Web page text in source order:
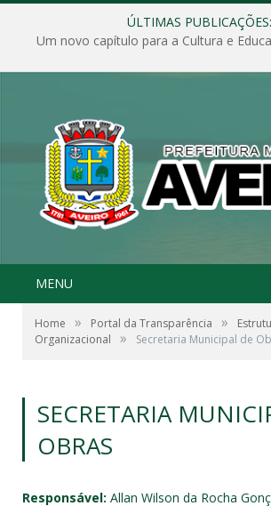
ÚLTIMAS PUBLICAÇÕES:
Um novo capítulo para a Cultura e
MENU
Home » Portal da Transparência »
Organizacional
» Secretaria Municipal de
SECRETARIA
OBRAS
Responsável: Allan Wilson da Rocha